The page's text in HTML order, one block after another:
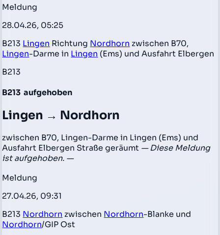
Meldung
28.04.26, 05:25
B213 Lingen Richtung Nordhorn zwischen B70,
Lingen-Darme in Lingen (Ems) und Ausfahrt Elbergen
B213
B213 aufgehoben
Lingen → Nordhorn
zwischen B70, Lingen-Darme in Lingen (Ems) und
Ausfahrt Elbergen Straße geräumt — Diese Meldung
ist aufgehoben. —
Meldung
27.04.26, 09:31
B213 Nordhorn zwischen Nordhorn-Blanke und
Nordhorn/GIP Ost